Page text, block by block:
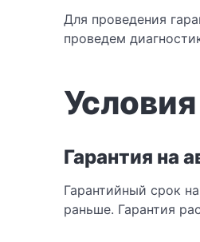
Для проведения
проведем
Гарантия на
Гарантийный срок
раньше. Гарантия